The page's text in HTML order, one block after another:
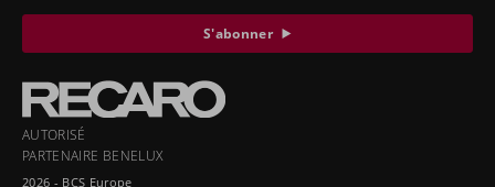
S'abonner
AUTORISÉ
PARTENAIRE BENELUX
2026 - BCS Europe